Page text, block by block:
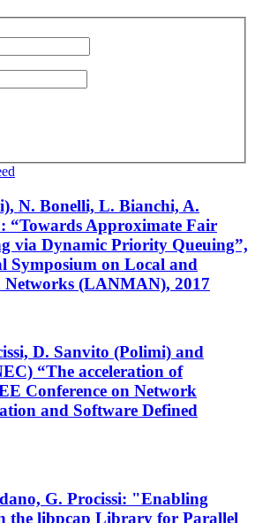
N. Bonelli, L. Bianchi, A.
“Towards Approximate Fair
via Dynamic Priority Queuing”,
Symposium on Local and
(LANMAN), 2017
D. Sanvito (Polimi) and
“The acceleration of
Conference on Network
and Software Defined
G. Procissi: "Enabling
the libpcap Library for Parallel